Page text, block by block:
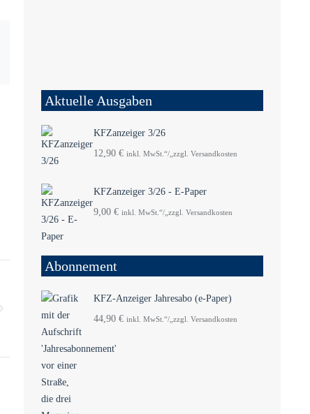
Aktuelle Ausgaben
KFZanzeiger 3/26
12,90 € inkl. MwSt.“/„zzgl. Versandkosten
KFZanzeiger 3/26 - E-Paper
9,00 € inkl. MwSt.“/„zzgl. Versandkosten
Abonnement
KFZ-Anzeiger Jahresabo (e-Paper)
44,90 € inkl. MwSt.“/„zzgl. Versandkosten